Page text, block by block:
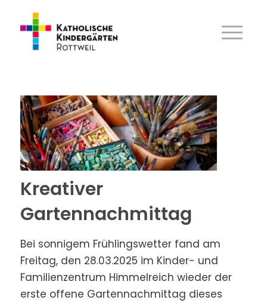
Kreativer
Gartennachmittag
Bei sonnigem Frühlingswetter fand am
Freitag, den 28.03.2025 im Kinder- und
Familienzentrum Himmelreich wieder der
erste offene Gartennachmittag dieses